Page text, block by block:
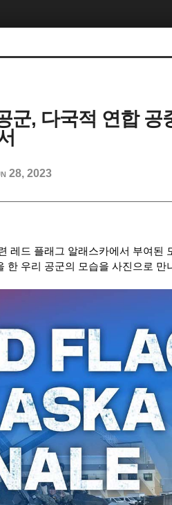
군, 다국적 연합 공
28, 2023
레드 플래그 알래스카에서 부여된
한 우리 공군의 모습을 사진으로 만